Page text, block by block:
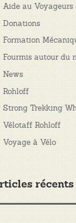
Aide au Voyageurs
Donations
Formation
Fourmis autour du
News
Rohloff
Strong Trekking
Vélotaff Rohloff
Voyage à Vélo
récents